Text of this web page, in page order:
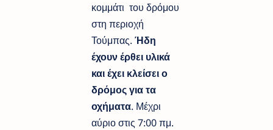
κομμάτι του δρόμου
στη περιοχή
Τούμπας. Ήδη
έχουν έρθει υλικά
και έχει κλείσει ο
δρόμος για τα
οχήματα. Μέχρι
αύριο στις 7:00 πμ.